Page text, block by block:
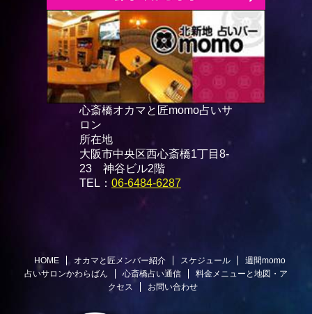
心斎橋オカマと匠momo占いサ
ロン
所在地
大阪市中央区西心斎橋1丁目8-
23 神谷ビル2階
TEL： 06-6484-6287
HOME オカマと匠メンバー紹介 スケジュール
週間momo
占いサロンかわらばん
心斎橋占い通信
料金メニューと地図・ア
クセス
お問い合わせ